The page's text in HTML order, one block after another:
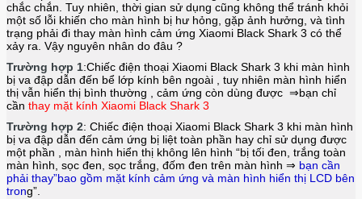
chắc chắn. Tuy nhiên, thời gian sử dụng cũng không thể tránh khỏi
một số lỗi khiến cho màn hình bị hư hỏng, gặp ảnh hưởng, và tình
trạng phải đi thay màn hình cảm ứng Xiaomi Black Shark 3 có thể
xảy ra. Vậy nguyên nhân do đâu ?
Trường hợp 1:Chiếc điện thoại Xiaomi Black Shark 3 khi màn hình
bị va đập dẫn đến bể lớp kính bên ngoài , tuy nhiên màn hình hiển
thị vẫn hiển thị bình thường , cảm ứng còn dùng được ⇒bạn chỉ
cần thay mặt kính Xiaomi Black Shark 3
Trường hợp 2: Chiếc điện thoại Xiaomi Black Shark 3 khi màn hình
bị va đập dẫn đến cảm ứng bị liệt toàn phần hay chỉ sử dụng được
một phần , màn hình hiển thị không lên hình “bị tối đen, trắng toàn
màn hình, sọc đen, sọc trắng, đốm đen trên màn hình ⇒ bạn cần
phải thay”bao gồm mặt kính cảm ứng và màn hình hiển thị LCD bên
trong”.